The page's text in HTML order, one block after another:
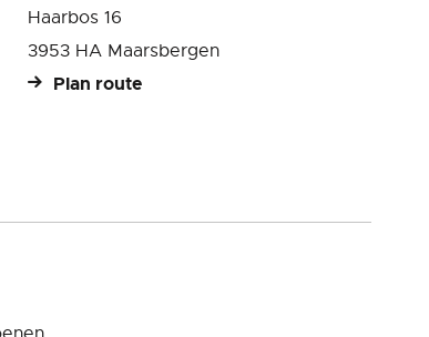
Haarbos 16
3953 HA Maarsbergen
Plan route